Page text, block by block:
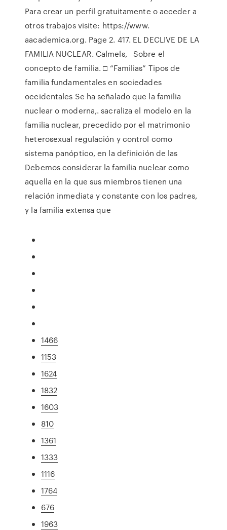
Para crear un perfil gratuitamente o acceder a
otros trabajos visite: https://www.
aacademica.org. Page 2. 417. EL DECLIVE DE LA
FAMILIA NUCLEAR. Calmels, Sobre el
concepto de familia. □ “Familias” Tipos de
familia fundamentales en sociedades
occidentales Se ha señalado que la familia
nuclear o moderna,. sacraliza el modelo en la
familia nuclear, precedido por el matrimonio
heterosexual regulación y control como
sistema panóptico, en la definición de las
Debemos considerar la familia nuclear como
aquella en la que sus miembros tienen una
relación inmediata y constante con los padres,
y la familia extensa que
1466
1153
1624
1832
1603
810
1361
1333
1116
1764
676
1963